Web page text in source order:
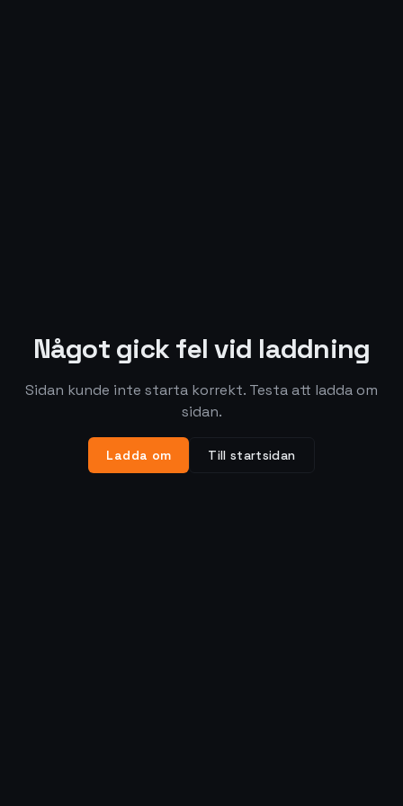
Något gick fel vid laddning
Sidan kunde inte starta korrekt. Testa att ladda om
sidan.
Ladda om Till startsidan